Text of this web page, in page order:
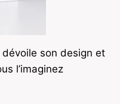
dévoile son design et
l’imaginez